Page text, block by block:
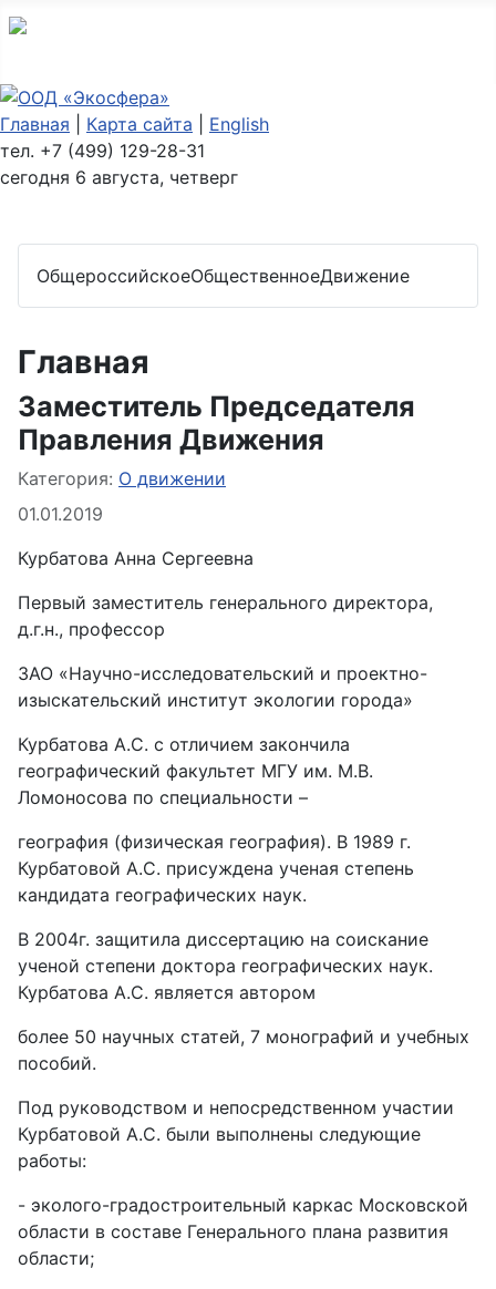
Главная Карта сайта
English
тел. +7 (499) 129-28-31
сегодня 6 августа, четверг
ОбщероссийскоеОбщественноеДвижение
Главная
Заместитель Председателя
Правления Движения
Категория: О движении
01.01.2019
Курбатова Анна Сергеевна
Первый заместитель генерального директора,
д.г.н., профессор
ЗАО «Научно-исследовательский и проектно-
изыскательский институт экологии города»
Курбатова А.С. с отличием закончила
географический факультет МГУ им. М.В.
Ломоносова по специальности –
география (физическая география). В 1989 г.
Курбатовой А.С. присуждена ученая степень
кандидата географических наук.
В 2004г. защитила диссертацию на соискание
ученой степени доктора географических наук.
Курбатова А.С. является автором
более 50 научных статей, 7 монографий и учебных
пособий.
Под руководством и непосредственном участии
Курбатовой А.С. были выполнены следующие
работы:
- эколого-градостроительный каркас Московской
области в составе Генерального плана развития
области;